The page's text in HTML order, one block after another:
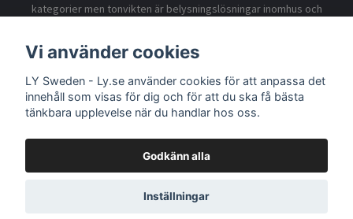
kategorier men tonvikten är belysningslösningar inomhus och
Information
© 2026 LY Sweden - Ly.se
Vi använder cookies
LY Sweden - Ly.se använder cookies för att anpassa det
innehåll som visas för dig och för att du ska få bästa
tänkbara upplevelse när du handlar hos oss.
Godkänn alla
Inställningar